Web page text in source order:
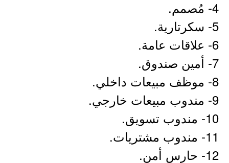
4- مُصمم.
5- سكرتارية.
6- علاقات عامة.
7- أمين صندوق.
8- موظف مبيعات داخلي.
9- مندوب مبيعات خارجي.
10- مندوب تسويق.
11- مندوب مشتريات.
12- حارس أمن.